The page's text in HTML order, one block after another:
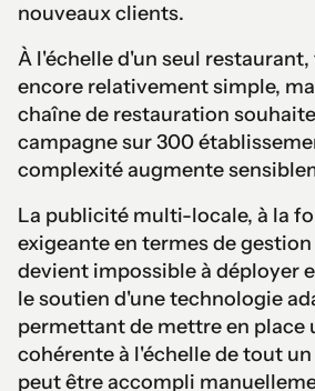
nouveaux clients.
À l'échelle d'un seul
encore relativement simple,
chaîne de restauration
campagne sur 300
complexité augmente
La publicité multi-locale, à la
exigeante en termes de
devient impossible à déployer
le soutien d'une technologie
permettant de mettre en place
cohérente à l'échelle de tout un
peut être accompli